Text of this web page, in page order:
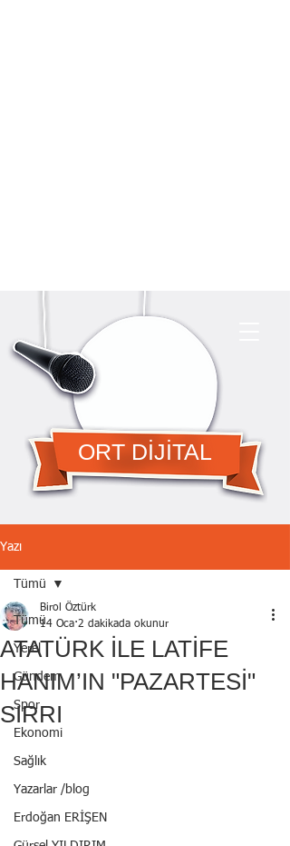
ORT DİJİTAL
Yazı
Tümü
Yerel
Gündem
Spor
Ekonomi
Sağlık
Yazarlar /blog
Erdoğan ERİŞEN
Tümü
ATATÜRK İLE LATİFE
HANIM’IN "PAZARTESİ"
SIRRI
Birol Öztürk
14 Oca 2 dakikada okunur